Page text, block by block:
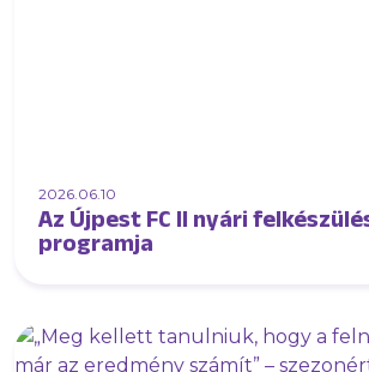
2026.06.10
Az Újpest FC II nyári
programja